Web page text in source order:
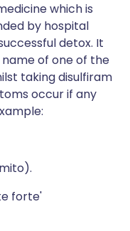
which is
by hospital
detox. It
of one of the
taking disulfiram
occur if any
forte'